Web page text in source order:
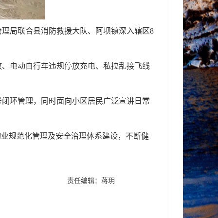
局联合县消防救援大队、阿坝镇深入辖区8
电动自行车违规停放充电、私拉乱接飞线
环管理，同时面向小区居民广泛宣讲日常
规范化管理及安全治理体系建设，不断健
责任编辑：蒋玥